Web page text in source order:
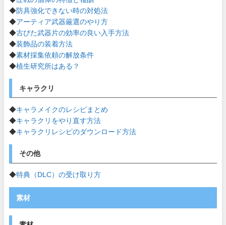
◆防具強化できない時の対処法
◆アーティア武器厳選のやり方
◆古びた武器片の効率の良い入手方法
◆装飾品の装着方法
◆素材採集依頼の解放条件
◆植生研究所はある？
キャラクリ
◆キャラメイクのレシピまとめ
◆キャラクリをやり直す方法
◆キャラクリレシピのダウンロード方法
その他
◆特典（DLC）の受け取り方
素材